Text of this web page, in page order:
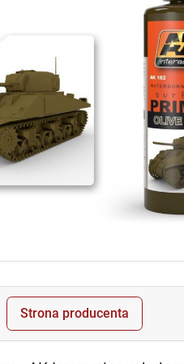
Strona producenta